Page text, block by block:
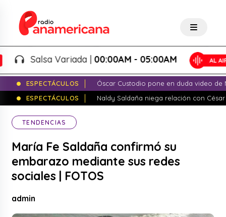
Salsa Variada |00:00AM - 05:00AM
ESPECTÁCULOS
Óscar Custodio pone en duda video de
ESPECTÁCULOS
Naldy Saldaña niega relación con
TENDENCIAS
María Fe Saldaña confirmó su
embarazo mediante sus redes
sociales | FOTOS
admin